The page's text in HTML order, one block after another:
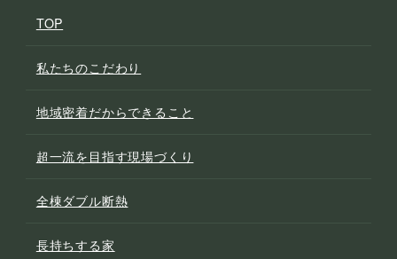
TOP
私たちのこだわり
地域密着だからできること
超一流を目指す現場づくり
全棟ダブル断熱
長持ちする家